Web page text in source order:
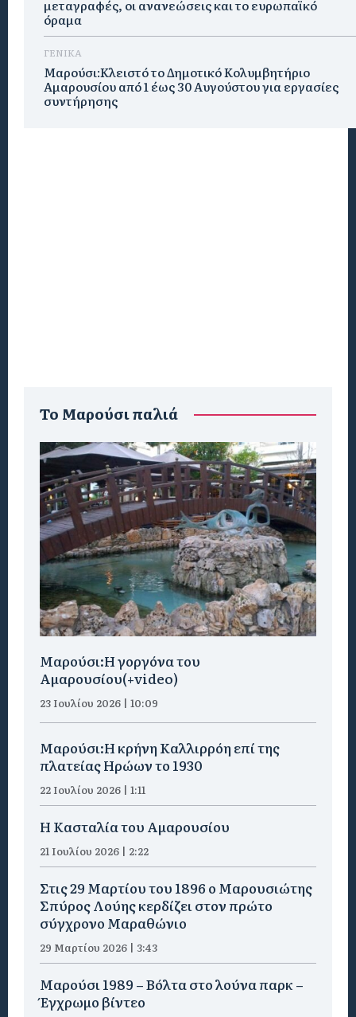
μεταγραφές, οι ανανεώσεις και το ευρωπαϊκό
όραμα
ΓΕΝΙΚΑ
Μαρούσι:Κλειστό το Δημοτικό Κολυμβητήριο
Αμαρουσίου από 1 έως 30 Αυγούστου για εργασίες
συντήρησης
To Μαρούσι παλιά
Μαρούσι:H γοργόνα του
Αμαρουσίου(+video)
23 Ιουλίου 2026 | 10:09
Μαρούσι:Η κρήνη Καλλιρρόη επί της
πλατείας Ηρώων το 1930
22 Ιουλίου 2026 | 1:11
Η Κασταλία του Αμαρουσίου
21 Ιουλίου 2026 | 2:22
Στις 29 Μαρτίου του 1896 ο Μαρουσιώτης
Σπύρος Λούης κερδίζει στον πρώτο
σύγχρονο Μαραθώνιο
29 Μαρτίου 2026 | 3:43
Μαρούσι 1989 – Βόλτα στο λούνα παρκ –
Έγχρωμο βίντεο